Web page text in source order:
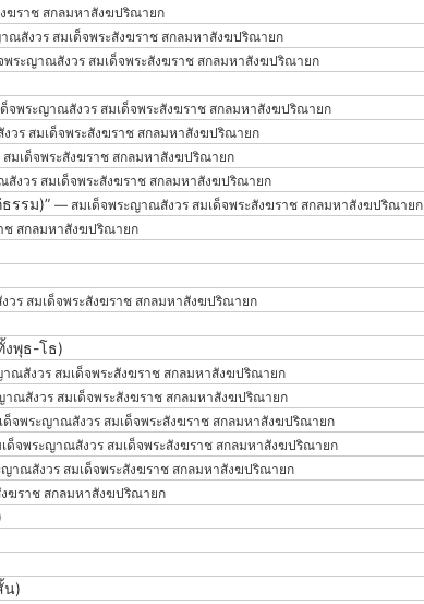
ฆราช สกลมหาสังฆปริณายก
ณสังวร สมเด็จพระสังฆราช สกลมหาสังฆปริณายก
ระญาณสังวร สมเด็จพระสังฆราช สกลมหาสังฆปริณายก
จพระญาณสังวร สมเด็จพระสังฆราช สกลมหาสังฆปริณายก
วร สมเด็จพระสังฆราช สกลมหาสังฆปริณายก
มเด็จพระสังฆราช สกลมหาสังฆปริณายก
งวร สมเด็จพระสังฆราช สกลมหาสังฆปริณายก
รรม)” — สมเด็จพระญาณสังวร สมเด็จพระสังฆราช สกลมหาสังฆปริณายก
ช สกลมหาสังฆปริณายก
ร สมเด็จพระสังฆราช สกลมหาสังฆปริณายก
งพุธ-โธ)
ณสังวร สมเด็จพระสังฆราช สกลมหาสังฆปริณายก
ณสังวร สมเด็จพระสังฆราช สกลมหาสังฆปริณายก
จพระญาณสังวร สมเด็จพระสังฆราช สกลมหาสังฆปริณายก
ด็จพระญาณสังวร สมเด็จพระสังฆราช สกลมหาสังฆปริณายก
าณสังวร สมเด็จพระสังฆราช สกลมหาสังฆปริณายก
ฆราช สกลมหาสังฆปริณายก
น)